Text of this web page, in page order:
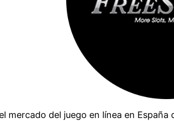
mercado del juego en línea en